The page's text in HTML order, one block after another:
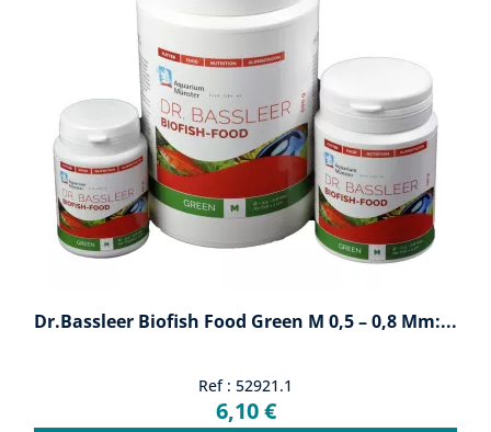
Dr.Bassleer Biofish Food Green M 0,5 – 0,8 Mm:...
Ref : 52921.1
6,10 €